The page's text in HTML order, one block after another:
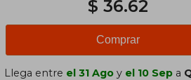
$ 36.62
Comprar
Llega entre el 31 Ago y el 10 Sep a